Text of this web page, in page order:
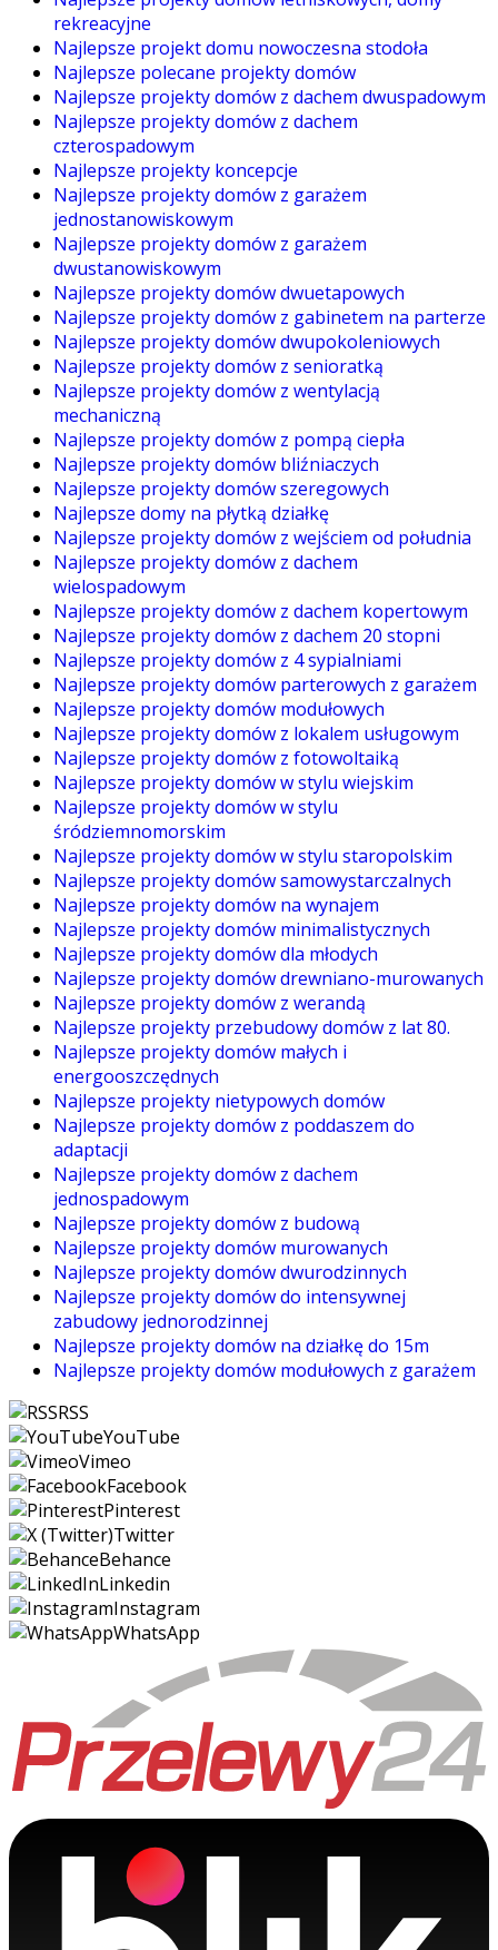
rekreacyjne
Najlepsze projekt domu nowoczesna stodoła
Najlepsze polecane projekty domów
Najlepsze projekty domów z dachem dwuspadowym
Najlepsze projekty domów z dachem
czterospadowym
Najlepsze projekty koncepcje
Najlepsze projekty domów z garażem
jednostanowiskowym
Najlepsze projekty domów z garażem
dwustanowiskowym
Najlepsze projekty domów dwuetapowych
Najlepsze projekty domów z gabinetem na parterze
Najlepsze projekty domów dwupokoleniowych
Najlepsze projekty domów z senioratką
Najlepsze projekty domów z wentylacją
mechaniczną
Najlepsze projekty domów z pompą ciepła
Najlepsze projekty domów bliźniaczych
Najlepsze projekty domów szeregowych
Najlepsze domy na płytką działkę
Najlepsze projekty domów z wejściem od południa
Najlepsze projekty domów z dachem
wielospadowym
Najlepsze projekty domów z dachem kopertowym
Najlepsze projekty domów z dachem 20 stopni
Najlepsze projekty domów z 4 sypialniami
Najlepsze projekty domów parterowych z garażem
Najlepsze projekty domów modułowych
Najlepsze projekty domów z lokalem usługowym
Najlepsze projekty domów z fotowoltaiką
Najlepsze projekty domów w stylu wiejskim
Najlepsze projekty domów w stylu
śródziemnomorskim
Najlepsze projekty domów w stylu staropolskim
Najlepsze projekty domów samowystarczalnych
Najlepsze projekty domów na wynajem
Najlepsze projekty domów minimalistycznych
Najlepsze projekty domów dla młodych
Najlepsze projekty domów drewniano-murowanych
Najlepsze projekty domów z werandą
Najlepsze projekty przebudowy domów z lat 80.
Najlepsze projekty domów małych i
energooszczędnych
Najlepsze projekty nietypowych domów
Najlepsze projekty domów z poddaszem do
adaptacji
Najlepsze projekty domów z dachem
jednospadowym
Najlepsze projekty domów z budową
Najlepsze projekty domów murowanych
Najlepsze projekty domów dwurodzinnych
Najlepsze projekty domów do intensywnej
zabudowy jednorodzinnej
Najlepsze projekty domów na działkę do 15m
Najlepsze projekty domów modułowych z garażem
RSS
YouTube
Vimeo
Facebook
Pinterest
Twitter
Behance
Linkedin
Instagram
WhatsApp